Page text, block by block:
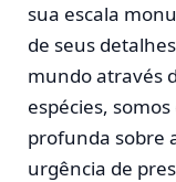
sua escala
de seus
mundo através
espécies,
profunda sobre
urgência de